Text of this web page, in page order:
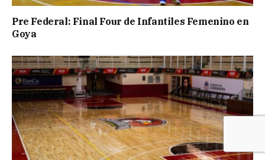
Pre Federal: Final Four de Infantiles Femenino en
Goya